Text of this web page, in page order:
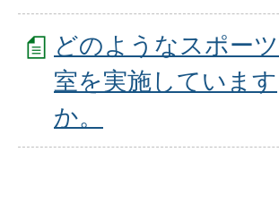
どのようなスポー
室を実施しています
か。